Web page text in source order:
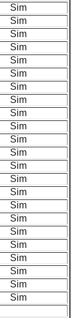
Sim
Sim
Sim
Sim
Sim
Sim
Sim
Sim
Sim
Sim
Sim
Sim
Sim
Sim
Sim
Sim
Sim
Sim
Sim
Sim
Sim
Sim
Sim